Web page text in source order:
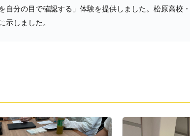
分の目で確認する」体験を提供しました。松原高校
示しました。